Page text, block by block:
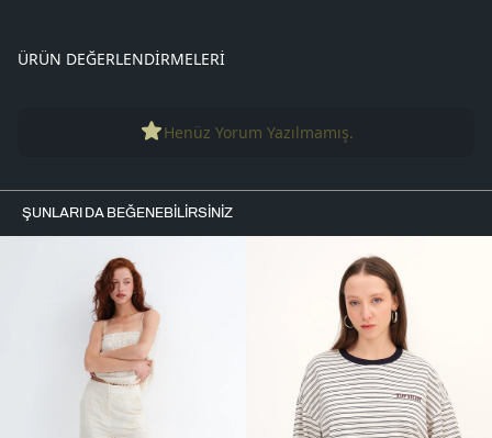
ÜRÜN DEĞERLENDIRMELERI
Henüz Yorum Yazılmamış.
ŞUNLARI DA BEĞENEBILIRSINIZ